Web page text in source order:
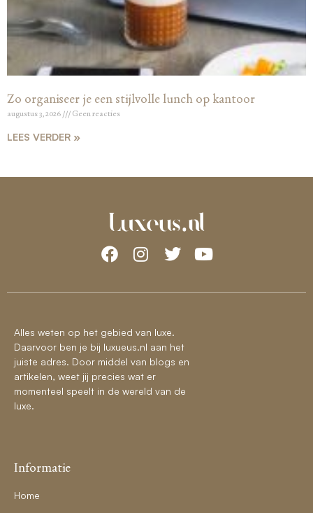
Zo organiseer je een stijlvolle lunch op kantoor
augustus 3, 2026 Geen reacties
LEES VERDER »
Alles weten op het gebied van luxe.
Daarvoor ben je bij luxueus.nl aan het
juiste adres. Door middel van blogs en
artikelen, weet jij precies wat er
momenteel speelt in de wereld van de
luxe.
Informatie
Home